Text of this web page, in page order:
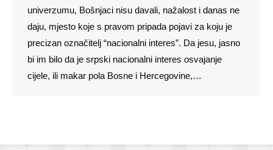
univerzumu, Bošnjaci nisu davali, nažalost i danas ne
daju, mjesto koje s pravom pripada pojavi za koju je
precizan označitelj “nacionalni interes”. Da jesu, jasno
bi im bilo da je srpski nacionalni interes osvajanje
cijele, ili makar pola Bosne i Hercegovine,…